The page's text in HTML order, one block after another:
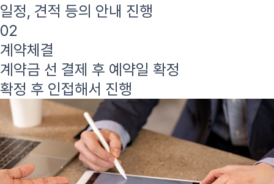
일정, 견적 등의 안내 진행
02
계약체결
계약금 선 결제 후 예약일 확정
확정 후 인접해서 진행